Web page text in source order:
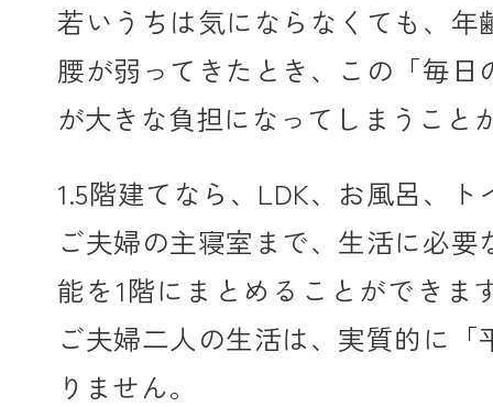
若いうちは気にならなくても、年
腰が弱ってきたとき、この「毎日
が大きな負担になってしまうこと
1.5階建てなら、LDK、お風呂、ト
ご夫婦の主寝室まで、生活に必要
能を1階にまとめることができま
ご夫婦二人の生活は、実質的に「
りません。